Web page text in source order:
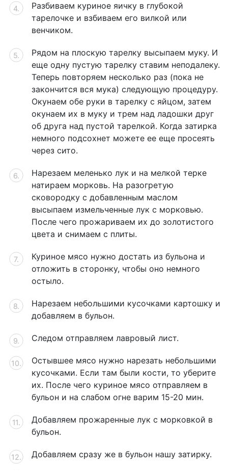
Разбиваем куриное яичку в глубокой
тарелочке и взбиваем его вилкой или
венчиком.
Рядом на плоскую тарелку высыпаем муку. И
еще одну пустую тарелку ставим неподалеку.
Теперь повторяем несколько раз (пока не
закончится вся мука) следующую процедуру.
Окунаем обе руки в тарелку с яйцом, затем
окунаем их в муку и трем над ладошки друг
об друга над пустой тарелкой. Когда затирка
немного подсохнет можете ее еще просеять
через сито.
Нарезаем меленько лук и на мелкой терке
натираем морковь. На разогретую
сковородку с добавленным маслом
высыпаем измельченные лук с морковью.
После чего прожариваем их до золотистого
цвета и снимаем с плиты.
Куриное мясо нужно достать из бульона и
отложить в сторонку, чтобы оно немного
остыло.
Нарезаем небольшими кусочками картошку и
добавляем в бульон.
Следом отправляем лавровый лист.
Остывшее мясо нужно нарезать небольшими
кусочками. Если там были кости, то уберите
их. После чего куриное мясо отправляем в
бульон и на слабом огне варим 15-20 мин.
Добавляем прожаренные лук с морковкой в
бульон.
Добавляем сразу же в бульон нашу затирку.